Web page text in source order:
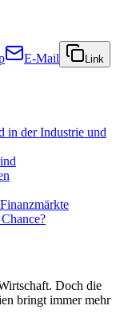
E-Mail Link
in der Industrie und
Doch die
bringt immer mehr